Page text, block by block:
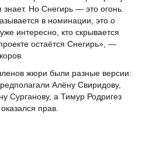
Но Снегирь — это огонь.
в номинации, это о
интересно, кто скрывается
остаётся Снегирь», —
жюри были разные версии:
Алёну Свиридову,
Сурганову, а Тимур Родригез
прав.